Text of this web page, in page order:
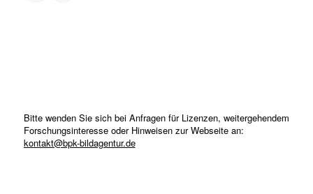
Bitte wenden Sie sich bei Anfragen für Lizenzen, weitergehendem
Forschungsinteresse oder Hinweisen zur Webseite an:
kontakt@bpk-bildagentur.de